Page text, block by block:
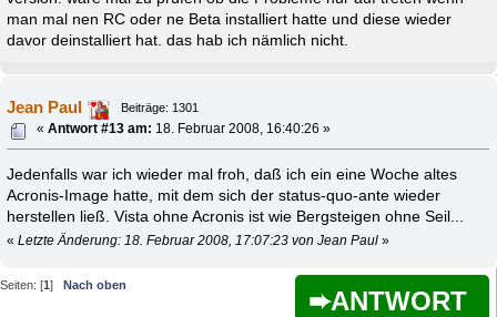
man mal nen RC oder ne Beta installiert hatte und diese wieder
davor deinstalliert hat. das hab ich nämlich nicht.
Jean Paul
Beiträge: 1301
«Antwort #13 am: 18. Februar 2008, 16:40:26 »
Jedenfalls war ich wieder mal froh, daß ich ein eine Woche altes
Acronis-Image hatte, mit dem sich der status-quo-ante wieder
herstellen ließ. Vista ohne Acronis ist wie Bergsteigen ohne Seil...
«Letzte Änderung: 18. Februar 2008, 17:07:23 von Jean Paul »
ANTWORT
Seiten: [1] Nach oben